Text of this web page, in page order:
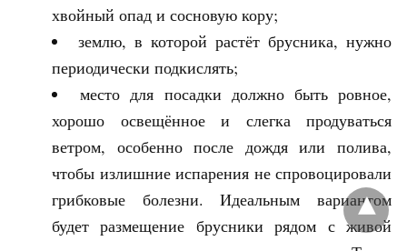
хвойный опад и сосновую кору;
землю, в которой растёт брусника, нужно
периодически подкислять;
место для посадки должно быть ровное,
хорошо освещённое и слегка продуваться
ветром, особенно после дождя или полива,
чтобы излишние испарения не спровоцировали
грибковые болезни. Идеальным вариантом
будет размещение брусники рядом с живой